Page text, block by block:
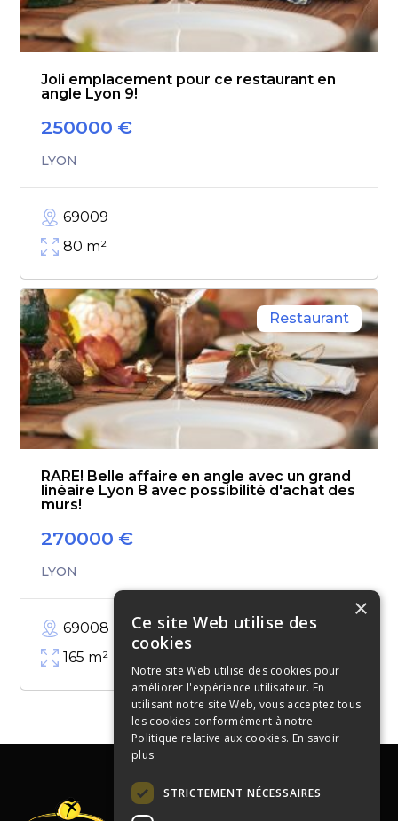
Joli emplacement pour ce restaurant en
angle Lyon 9!
250000 €
LYON
69009
80 m²
Restaurant
RARE! Belle affaire en angle avec un grand
linéaire Lyon 8 avec possibilité d'achat des
murs!
270000 €
LYON
69008
165 m²
×
Ce site Web utilise des
cookies
Notre site Web utilise des cookies pour
améliorer l'expérience utilisateur. En
utilisant notre site Web, vous acceptez tous
les cookies conformément à notre
Politique relative aux cookies. En savoir
plus
STRICTEMENT NÉCESSAIRES